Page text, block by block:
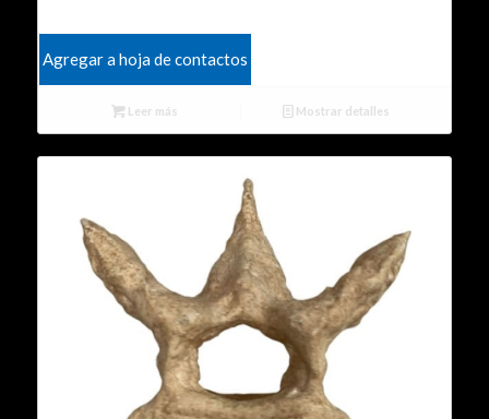
Agregar a hoja de contactos
Leer más Mostrar detalles